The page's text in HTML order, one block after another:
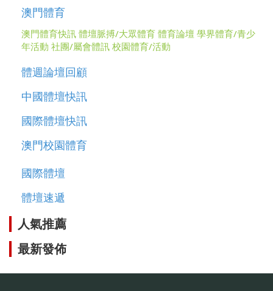
澳門體育
澳門體育快訊 體壇脈搏/大眾體育 體育論壇 學界體育/青少
年活動 社團/屬會體訊 校園體育/活動
體週論壇回顧
中國體壇快訊
國際體壇快訊
澳門校園體育
國際體壇
體壇速遞
人氣推薦
最新發佈